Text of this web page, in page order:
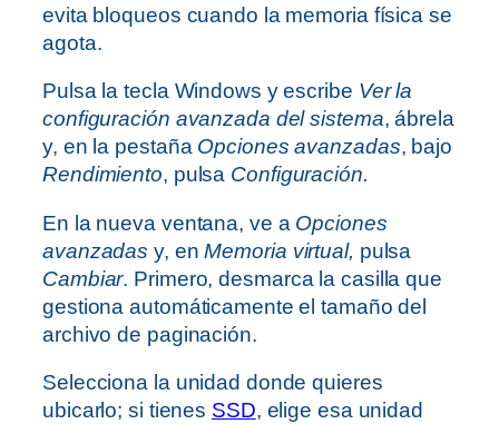
evita bloqueos cuando la memoria física se
agota.
Pulsa la tecla Windows y escribe Ver la
configuración avanzada del sistema, ábrela
y, en la pestañaOpciones avanzadas, bajo
Rendimiento, pulsa Configuración.
En la nueva ventana, ve a Opciones
avanzadas y, enMemoria virtual, pulsa
Cambiar. Primero, desmarca la casilla que
gestiona automáticamente el tamaño del
archivo de paginación.
Selecciona la unidad donde quieres
ubicarlo; si tienes SSD, elige esa unidad